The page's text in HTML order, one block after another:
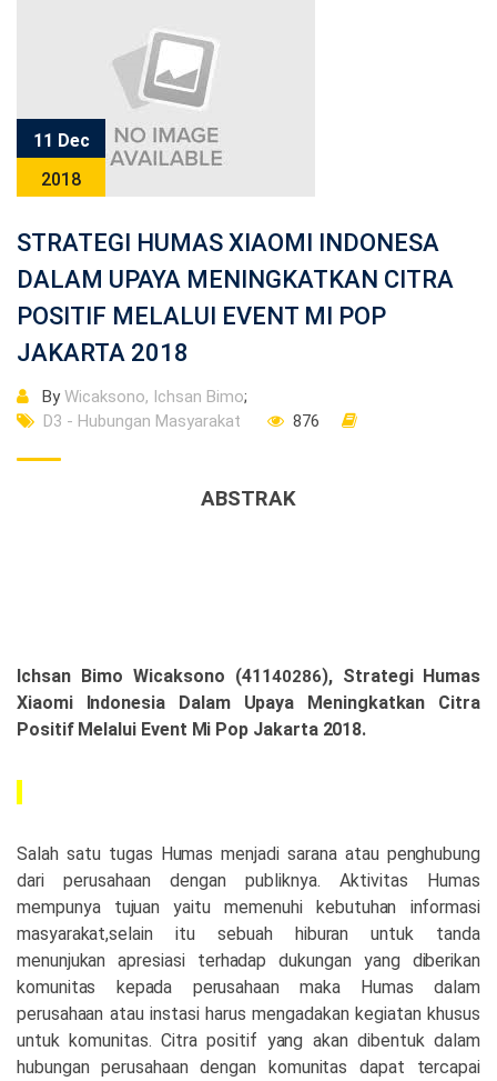
11 Dec
2018
STRATEGI HUMAS XIAOMI INDONESA
DALAM UPAYA MENINGKATKAN CITRA
POSITIF MELALUI EVENT MI POP
JAKARTA 2018
By Wicaksono, Ichsan Bimo;
D3 - Hubungan Masyarakat
876
ABSTRAK
Ichsan Bimo Wicaksono (41140286), Strategi Humas
Xiaomi Indonesia Dalam Upaya Meningkatkan Citra
Positif Melalui Event Mi Pop Jakarta 2018.
Salah satu tugas Humas menjadi sarana atau penghubung
dari perusahaan dengan publiknya. Aktivitas Humas
mempunya tujuan yaitu memenuhi kebutuhan informasi
masyarakat,selain itu sebuah hiburan untuk tanda
menunjukan apresiasi terhadap dukungan yang diberikan
komunitas kepada perusahaan maka Humas dalam
perusahaan atau instasi harus mengadakan kegiatan khusus
untuk komunitas. Citra positif yang akan dibentuk dalam
hubungan perusahaan dengan komunitas dapat tercapai